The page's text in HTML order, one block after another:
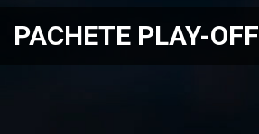
PACHETE PLAY-OFF